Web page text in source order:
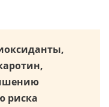
риска